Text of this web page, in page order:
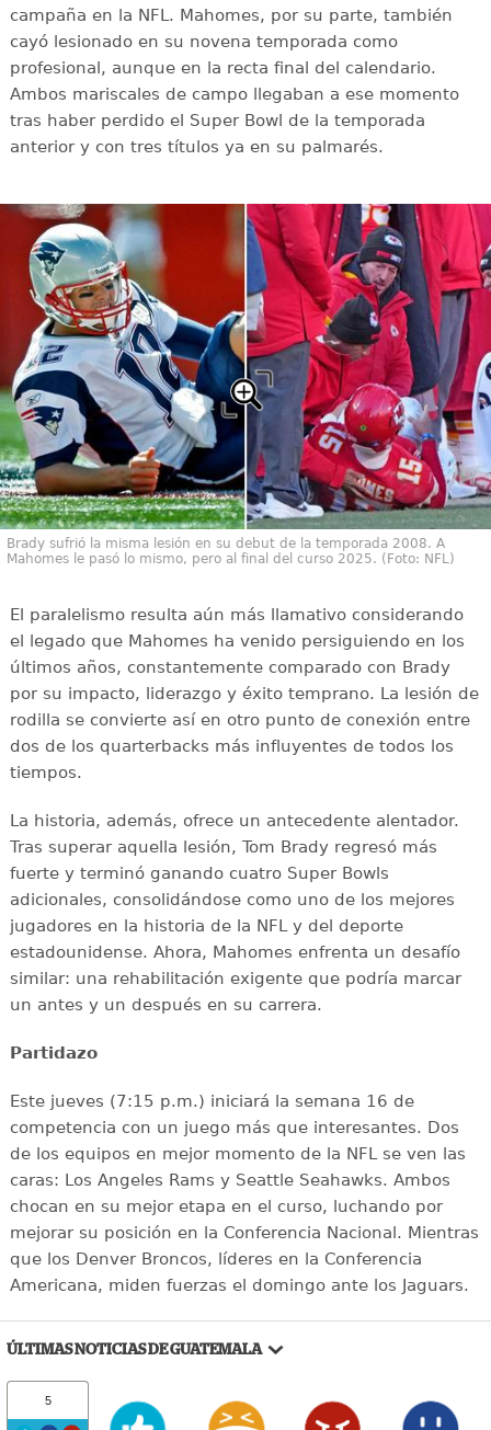
campaña en la NFL. Mahomes, por su parte, también
cayó lesionado en su novena temporada como
profesional, aunque en la recta final del calendario.
Ambos mariscales de campo llegaban a ese momento
tras haber perdido el Super Bowl de la temporada
anterior y con tres títulos ya en su palmarés.
Brady sufrió la misma lesión en su debut de la temporada 2008. A
Mahomes le pasó lo mismo, pero al final del curso 2025. (Foto: NFL)
El paralelismo resulta aún más llamativo considerando
el legado que Mahomes ha venido persiguiendo en los
últimos años, constantemente comparado con Brady
por su impacto, liderazgo y éxito temprano. La lesión de
rodilla se convierte así en otro punto de conexión entre
dos de los quarterbacks más influyentes de todos los
tiempos.
La historia, además, ofrece un antecedente alentador.
Tras superar aquella lesión, Tom Brady regresó más
fuerte y terminó ganando cuatro Super Bowls
adicionales, consolidándose como uno de los mejores
jugadores en la historia de la NFL y del deporte
estadounidense. Ahora, Mahomes enfrenta un desafío
similar: una rehabilitación exigente que podría marcar
un antes y un después en su carrera.
Partidazo
Este jueves (7:15 p.m.) iniciará la semana 16 de
competencia con un juego más que interesantes. Dos
de los equipos en mejor momento de la NFL se ven las
caras: Los Angeles Rams y Seattle Seahawks. Ambos
chocan en su mejor etapa en el curso, luchando por
mejorar su posición en la Conferencia Nacional. Mientras
que los Denver Broncos, líderes en la Conferencia
Americana, miden fuerzas el domingo ante los Jaguars.
ÚLTIMAS NOTICIAS DE GUATEMALA
5